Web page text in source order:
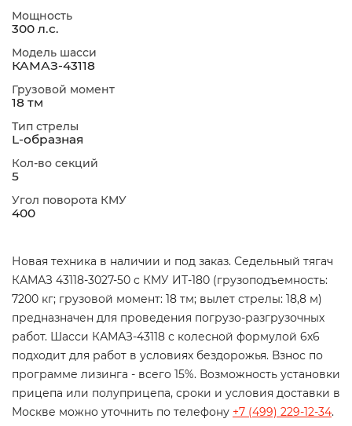
Мощность
300 л.с.
Модель шасси
КАМАЗ-43118
Грузовой момент
18 тм
Тип стрелы
L-образная
Кол-во секций
5
Угол поворота КМУ
400
Новая техника в наличии и под заказ. Седельный тягач
КАМАЗ 43118-3027-50 с КМУ ИТ-180 (грузоподъемность:
7200 кг; грузовой момент: 18 тм; вылет стрелы: 18,8 м)
предназначен для проведения погрузо-разгрузочных
работ. Шасси КАМАЗ-43118 с колесной формулой 6х6
подходит для работ в условиях бездорожья. Взнос по
программе лизинга - всего 15%. Возможность установки
прицепа или полуприцепа, сроки и условия доставки в
Москве можно уточнить по телефону +7 (499) 229-12-34.